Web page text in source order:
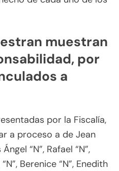
muestran
por
a
por la Fiscalía,
a proceso a de Jean
“N”, Rafael “N”,
Berenice “N”, Enedith